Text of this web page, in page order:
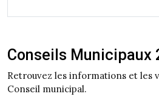
Conseils Municipaux
Retrouvez les informations et les
Conseil municipal.